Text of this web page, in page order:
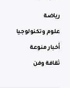
رياضة
علوم وتكنولوجيا
أخبار منوعة
ثقافة وفن